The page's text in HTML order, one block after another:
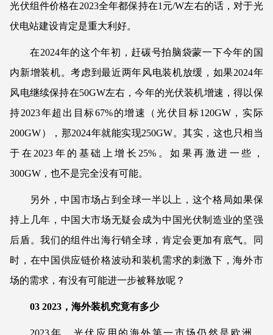
光伏组件价格在2023全年都保持在1元/W左右的话，对于光
伏电站建设肯定是重大利好。
在2024年的这个年初，赶碳号拍脑袋蒙一下今年的国
内新增装机。考虑到最近两年风电装机放缓，如果2024年
风电继续保持在50GW左右，今年的光伏装机增速，得以保
持2023年超出目标67%的增速（光伏目标120GW，实际
200GW），那2024年就能实现250GW。其实，这也只相当
于在2023年的基础上增长25%。如果再激进一些，
300GW，也不是完全没有可能。
另外，中国市场占到全球一半以上，这个格局如果保
持上几年，中国大市场无疑会成为中国光伏制造业的坚强
后盾。我们的组件出海行销全球，肯定会更加有底气。同
时，在中国供应链价格波动和装机需求的刺激下，海外市
场的需求，有没有可能进一步被释放呢？
03 2023，海外装机究竟有多少